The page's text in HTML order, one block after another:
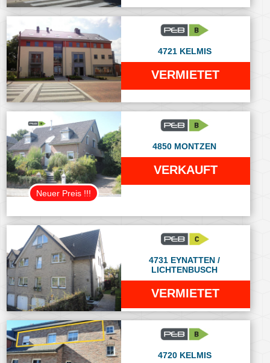
4721 KELMIS
VERMIETET
Neuer Preis !!!
4850 MONTZEN
VERKAUFT
4731 EYNATTEN /
LICHTENBUSCH
VERMIETET
4720 KELMIS